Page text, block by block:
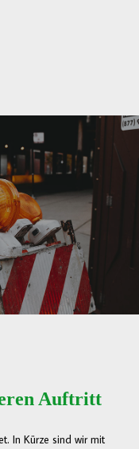
Auftritt
In Kürze sind wir mit